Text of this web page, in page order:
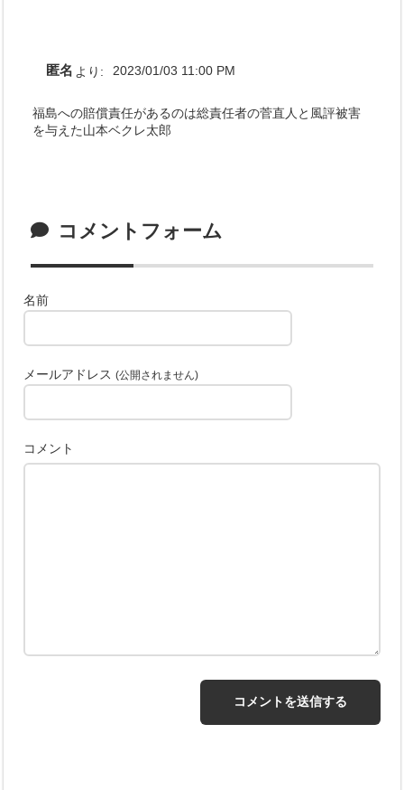
匿名 より: 2023/01/03 11:00 PM
福島への賠償責任があるのは総責任者の菅直人と風評被害
を与えた山本ベクレ太郎
コメントフォーム
名前
メールアドレス(公開されません)
コメント